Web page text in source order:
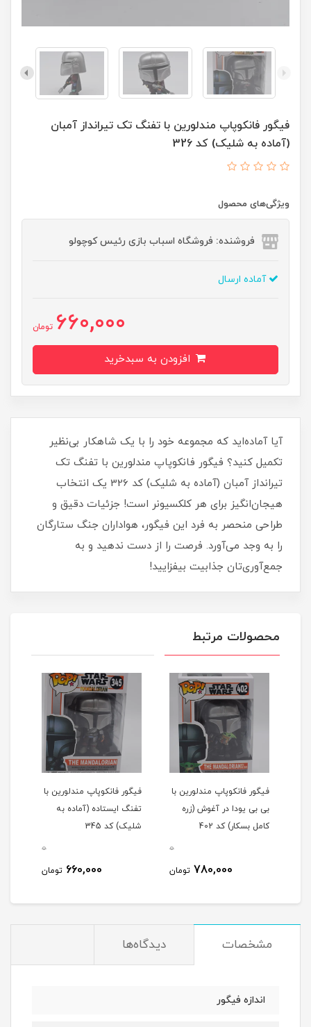
فیگور فانکوپاپ مندلورین با تفنگ تک تیرانداز آمبان
(آماده به شلیک) کد 326
ویژگی‌های محصول
فروشنده: فروشگاه اسباب بازی رئیس کوچولو
آماده ارسال
660,000 تومان
آیا آماده‌اید که مجموعه خود را با یک شاهکار بی‌نظیر
تکمیل کنید؟ فیگور فانکوپاپ مندلورین با تفنگ تک
تیرانداز آمبان (آماده به شلیک) کد 326 یک انتخاب
هیجان‌انگیز برای هر کلکسیونر است! جزئیات دقیق و
طراحی منحصر به فرد این فیگور، هواداران جنگ ستارگان
را به وجد می‌آورد. فرصت را از دست ندهید و به
جمع‌آوری‌تان جذابیت بیفزایید!
محصولات مرتبط
فیگور فانکوپاپ مندلورین با
بی بی یودا در آغوش (زره
کامل بسکار) کد 402
0
780,000 تومان
فیگور فانکوپاپ مندلورین با
تفنگ ایستاده (آماده به
شلیک) کد 345
0
660,000 تومان
مشخصات دیدگاه‌ها
اندازه فیگور